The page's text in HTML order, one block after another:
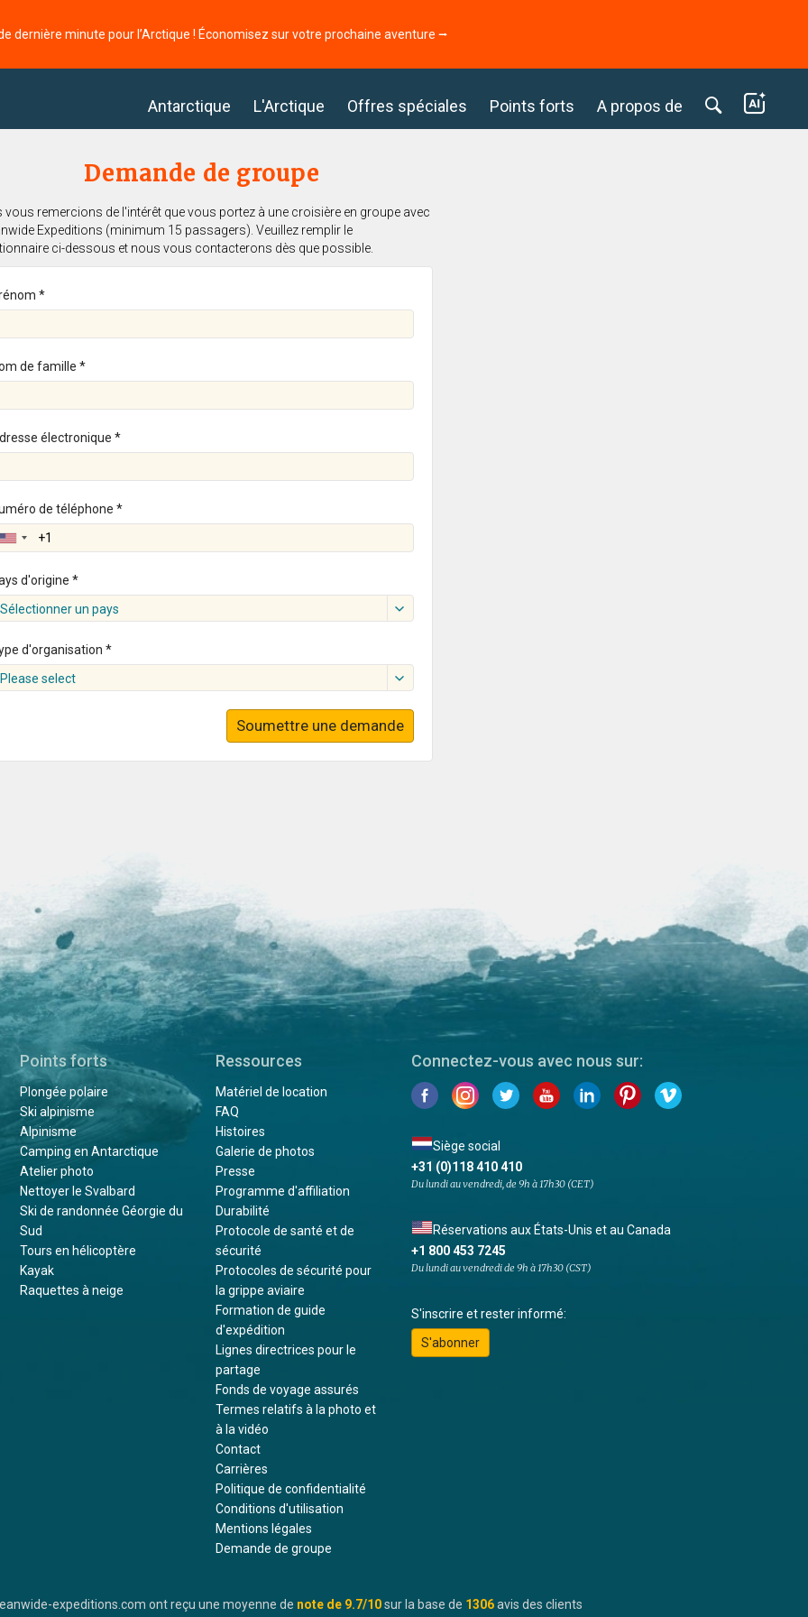
dernière minute pour l’Arctique ! Économisez sur votre prochaine aventure ⭢
Antarctique L'Arctique Offres spéciales Points forts A propos de
Demande de groupe
vous remercions de l'intérêt que vous portez à une croisière en groupe avec
Expeditions (minimum 15 passagers). Veuillez remplir le
ci-dessous et nous vous contacterons dès que possible.
*
de famille *
électronique *
de téléphone *
d'origine *
Sélectionner un pays
d'organisation *
Please select
Soumettre une demande
Points forts
Plongée polaire
Ski alpinisme
Alpinisme
Camping en Antarctique
Atelier photo
Nettoyer le Svalbard
Ski de randonnée Géorgie du
Sud
Tours en hélicoptère
Kayak
Raquettes à neige
Ressources
Matériel de location
FAQ
Histoires
Galerie de photos
Presse
Programme d'affiliation
Durabilité
Protocole de santé et de
sécurité
Protocoles de sécurité pour
la grippe aviaire
Formation de guide
d'expédition
Lignes directrices pour le
partage
Fonds de voyage assurés
Termes relatifs à la photo et
à la vidéo
Contact
Carrières
Politique de confidentialité
Conditions d'utilisation
Mentions légales
Demande de groupe
Connectez-vous avec nous sur:
Siège social
+31 (0)118 410 410
Du lundi au vendredi, de 9h à 17h30 (CET)
Réservations aux États-Unis et au Canada
+1 800 453 7245
Du lundi au vendredi de 9h à 17h30 (CST)
S'inscrire et rester informé:
S'abonner
expeditions.com ont reçu une moyenne de note de 9.7/10sur la base de 1306avis des clients